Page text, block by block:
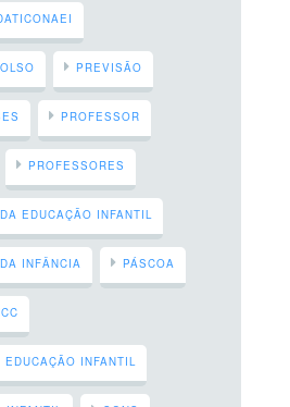
PREVISÃO
PROFESSOR
PROFESSORES
EDUCAÇÃO INFANTIL
INFÂNCIA PÁSCOA
EDUCAÇÃO INFANTIL